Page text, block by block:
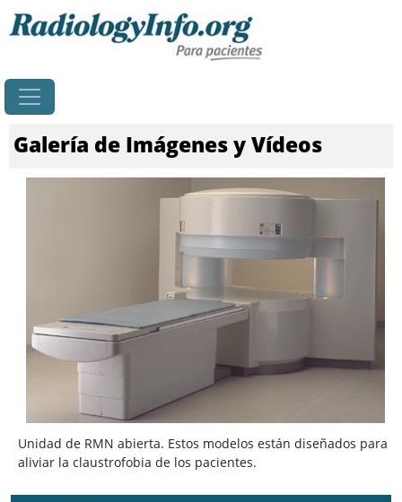
Galería de Imágenes y Vídeos
Unidad de RMN abierta. Estos modelos están diseñados para
aliviar la claustrofobia de los pacientes.